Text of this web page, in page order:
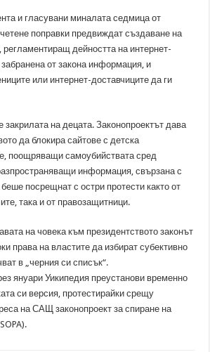
и гласувани миналата седмица от
поправки предвиждат създаване на
дейността на интернет-
от закона информация, и
или интернет-доставчиците да ги
закрилата на децата. Законопроектът дава
да блокира сайтове с детска
поощряващи самоубийствата сред
информация, свързана с
посрещнат с остри протести както от
така и от правозащитници.
на човека към президентството законът
права на властите да избират субективно
в „черния си списък“.
януари Уикипедия преустанови временно
си версия, протестирайки срещу
на САЩ законопроект за спиране на